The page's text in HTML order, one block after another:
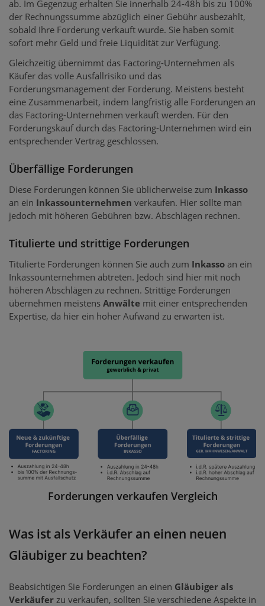
ab. Im Gegenzug erhalten Sie innerhalb 24-48h bis zu 100%
der Rechnungssumme abzüglich einer Gebühr ausbezahlt,
sobald Ihre Forderung verkauft wurde. Sie haben somit
sofort mehr Geld und freie Liquidität zur Verfügung.
Gleichzeitig übernimmt das Factoring-Unternehmen als
Käufer das volle Ausfallrisiko und das
Forderungsmanagement der Forderung. Meistens besteht
eine Zusammenarbeit, indem langfristig alle Forderungen an
das Factoring-Unternehmen verkauft werden. Für den
Forderungskauf durch das Factoring-Unternehmen wird ein
entsprechender Vertrag geschlossen.
Überfällige Forderungen
Diese Forderungen können Sie üblicherweise zum Inkasso
an ein Inkassounternehmen verkaufen. Hier sollte man
jedoch mit höheren Gebühren bzw. Abschlägen rechnen.
Titulierte und strittige Forderungen
Titulierte Forderungen können Sie auch zum Inkasso an ein
Inkassounternehmen abtreten. Jedoch sind hier mit noch
höheren Abschlägen zu rechnen. Strittige Forderungen
übernehmen meistens Anwälte mit einer entsprechenden
Expertise, da hier ein hoher Aufwand zu erwarten ist.
Forderungen verkaufen Vergleich
Was ist als Verkäufer an einen neuen
Gläubiger zu beachten?
Beabsichtigen Sie Forderungen an einen Gläubiger als
Verkäufer zu verkaufen, sollten Sie verschiedene Aspekte in